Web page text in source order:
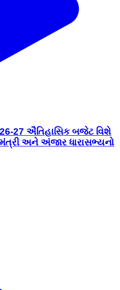
27 ઐતિહાસિક બજેટ વિશે
અને અંજાર ધારાસભ્યનો